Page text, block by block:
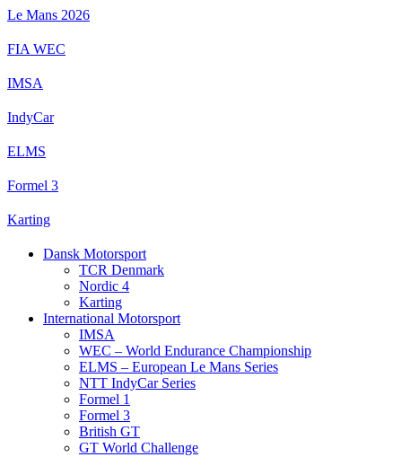
Videre
indhold
Le Mans 2026
FIA WEC
IMSA
IndyCar
ELMS
Formel 3
Karting
Dansk Motorsport
TCR Denmark
Nordic 4
Karting
International Motorsport
IMSA
WEC – World Endurance Championship
ELMS – European Le Mans Series
NTT IndyCar Series
Formel 1
Formel 3
British GT
GT World Challenge